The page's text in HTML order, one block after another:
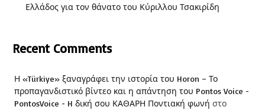
Ελλάδος για τον θάνατο του Κύριλλου Τσακιρίδη
Recent Comments
Η «Türkiye» ξαναγράφει την ιστορία του Horon – Το
προπαγανδιστικό βίντεο και η απάντηση του Pontos Voice -
PontosVoice - H δική σου ΚΑΘΑΡΗ Ποντιακή φωνή στο